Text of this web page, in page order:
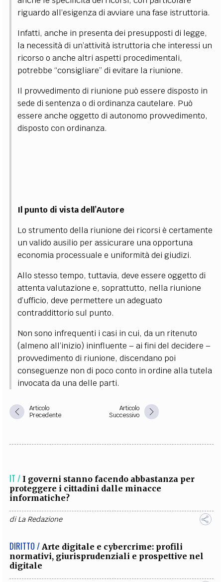
riguardo all’esigenza di avviare una fase istruttoria.
Infatti, anche in presenta dei presupposti di legge,
la necessità di un’attività istruttoria che interessi un
ricorso o anche altri aspetti procedimentali,
potrebbe “consigliare” di evitare la riunione.
Il provvedimento di riunione può essere disposto in
sede di sentenza o di ordinanza cautelare. Può
essere anche oggetto di autonomo provvedimento,
disposto con ordinanza.
Il punto di vista dell’Autore
Lo strumento della riunione dei ricorsi è certamente
un valido ausilio per assicurare una opportuna
economia processuale e uniformità dei giudizi.
Allo stesso tempo, tuttavia, deve essere oggetto di
attenta valutazione e, soprattutto, nella riunione
d’ufficio, deve permettere un adeguato
contraddittorio sul punto.
Non sono infrequenti i casi in cui, da un ritenuto
(almeno all’inizio) ininfluente – ai fini del decidere –
provvedimento di riunione, discendano poi
conseguenze non di poco conto in ordine alla tutela
invocata da una delle parti.
Articolo
Precedente
Articolo
Successivo
IT / I governi stanno facendo abbastanza per
proteggere i cittadini dalle minacce
informatiche?
diLa Redazione
DIRITTO / Arte digitale e cybercrime: profili
normativi, giurisprudenziali e prospettive nel
digitale